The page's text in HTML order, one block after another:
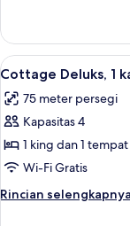
pemandangan
halaman
Cottage
Comfort,
2
tidur,
pemandangan
Lihat
semua
foto
untuk
Cottage
Deluks,
1
kamar
4
Cottage Deluks, 1
75 meter persegi
Kapasitas 4
1 king dan 1
Wi-Fi Gratis
Rincian selengkapnya
Rincian